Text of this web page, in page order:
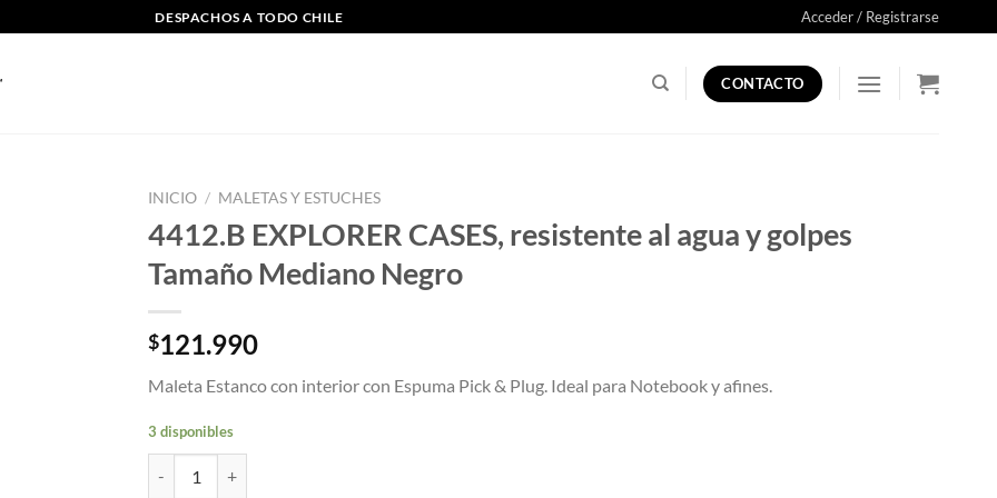
DESPACHOS A TODO CHILE Acceder / Registrarse
CONTACTO
INICIO / MALETAS Y ESTUCHES
4412.B EXPLORER CASES, resistente al agua y golpes
Tamaño Mediano Negro
$121.990
Maleta Estanco con interior con Espuma Pick & Plug. Ideal para Notebook y afines.
3 disponibles